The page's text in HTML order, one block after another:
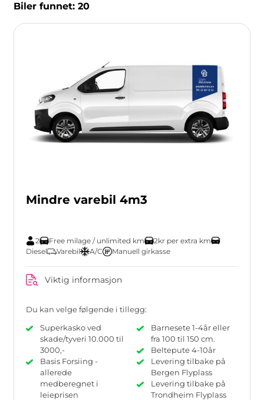
Biler funnet: 20
Mindre varebil 4m3
2 Free milage / unlimited km
2kr per extra km
Diesel
Varebil A/C Manuell girkasse
Viktig informasjon
Du kan velge følgende i tillegg:
Superkasko ved
skade/tyveri 10.000 til
3000,-
Basis Forsiing -
allerede
medberegnet i
leieprisen
Barnesete 1-4år eller
fra 100 til 150 cm.
Beltepute 4-10år
Levering tilbake på
Bergen Flyplass
Levering tilbake på
Trondheim Flyplass